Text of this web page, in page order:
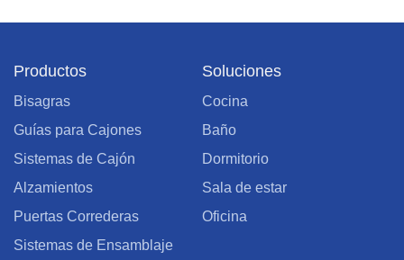
Productos
Bisagras
Guías para Cajones
Sistemas de Cajón
Alzamientos
Puertas Correderas
Sistemas de Ensamblaje
Soluciones
Cocina
Baño
Dormitorio
Sala de estar
Oficina